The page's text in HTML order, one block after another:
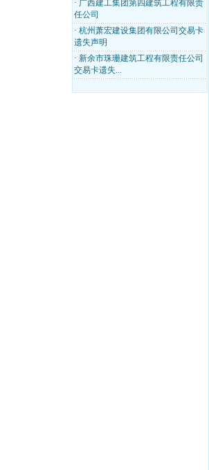
· 广西建工集团第四建筑工程有限责
任公司
· 杭州萧宏建设集团有限公司交易卡
遗失声明
· 新余市珠珊建筑工程有限责任公司
交易卡遗失...